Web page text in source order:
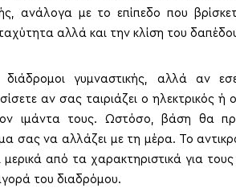
ανάλογα με το επίπεδο που
αλλά και την κλίση του
γυμναστικής, αλλά αν
αν σας ταιριάζει ο ηλεκτρικός
ιμάντα τους. Ωστόσο, βάση θα
σας να αλλάζει με τη μέρα. Το
μερικά από τα χαρακτηριστικά για
του διαδρόμου.